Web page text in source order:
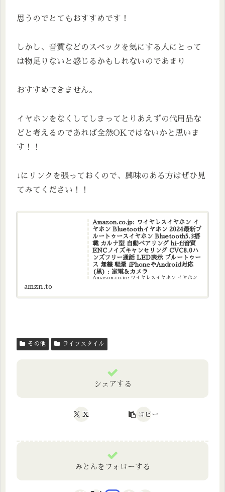
思うのでとてもおすすめです！
しかし、音質などのスペックを気にする人にとって
は物足りないと感じるかもしれないのであまり
おすすめできません。
イヤホンをなくしてしまってとりあえずの代用品な
どと考えるのであれば全然OKではないかと思いま
す！！
↓にリンクを張っておくので、興味のある方はぜひ見
てみてください！！
Amazon.co.jp: ワイヤレスイヤホン イ
ヤホン Bluetoothイヤホン 2024最新ブ
ルートゥースイヤホン Bluetooth5.3搭
載 カルナ型 自動ペアリング hi-fi音質
ENCノイズキャンセリング CVC8.0ハ
ンズフリー通話 LED表示 ブルートゥー
ス 無線 軽量 iPhoneやAndroid対応
(黒) : 家電＆カメラ
Amazon.co.jp: ワイヤレスイヤホン イヤホン
CVC8.0ハンズ...
amzn.to
その他 ライフスタイル
シェアする
X コピー
みとんをフォローする